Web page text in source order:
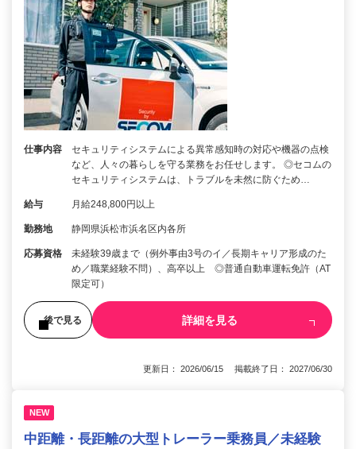
仕事内容
セキュリティシステムによる異常感知時の対応や機器の点検
など、人々の暮らしを守る業務をお任せします。 ◎セコムの
セキュリティシステムは、トラブルを未然に防ぐため…
給与 月給248,800円以上
勤務地 静岡県浜松市浜名区内各所
応募資格
未経験39歳まで（例外事由3号のイ／長期キャリア形成のた
め／職業経験不問）、高卒以上 ◎普通自動車運転免許（AT
限定可）
後で見る 詳細を見る
更新日： 2026/06/15 掲載終了日： 2027/06/30
NEW
中距離・長距離の大型トレーラー乗務員／未経験